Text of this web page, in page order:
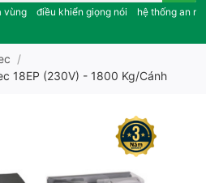
vùng điều khiển giọng nói hệ thống an
/
18EP (230V) - 1800 Kg/Cánh